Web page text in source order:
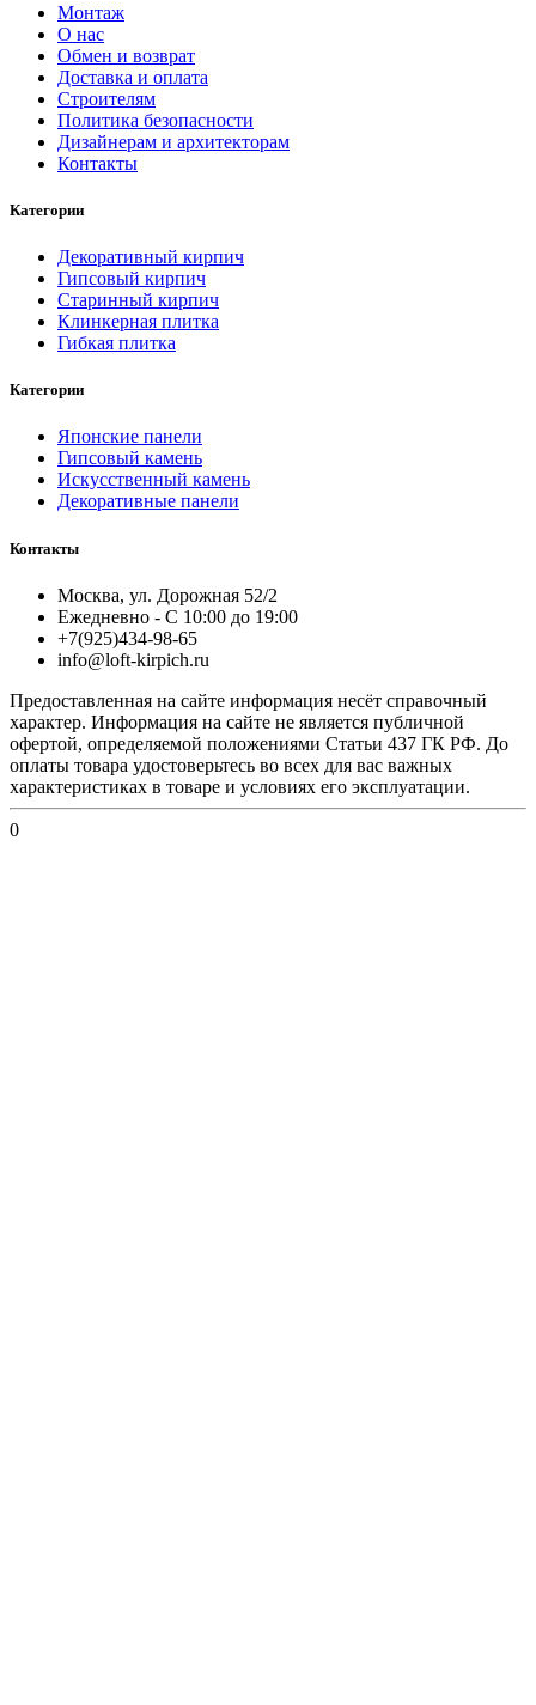
Монтаж
О нас
Обмен и возврат
Доставка и оплата
Строителям
Политика безопасности
Дизайнерам и архитекторам
Контакты
Категории
Декоративный кирпич
Гипсовый кирпич
Старинный кирпич
Клинкерная плитка
Гибкая плитка
Категории
Японские панели
Гипсовый камень
Искусственный камень
Декоративные панели
Контакты
Москва, ул. Дорожная 52/2
Ежедневно - С 10:00 до 19:00
+7(925)434-98-65
info@loft-kirpich.ru
Предоставленная на сайте информация несёт справочный
характер. Информация на сайте не является публичной
офертой, определяемой положениями Статьи 437 ГК РФ. До
оплаты товара удостоверьтесь во всех для вас важных
характеристиках в товаре и условиях его эксплуатации.
0